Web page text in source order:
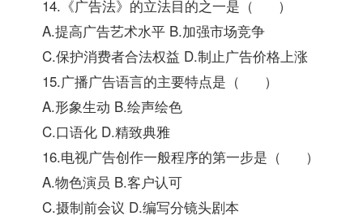
14.《广告法》的立法目的之一是（ ）
A.提高广告艺术水平 B.加强市场竞争
C.保护消费者合法权益 D.制止广告价格上涨
15.广播广告语言的主要特点是（ ）
A.形象生动 B.绘声绘色
C.口语化 D.精致典雅
16.电视广告创作一般程序的第一步是（ ）
A.物色演员 B.客户认可
C.摄制前会议 D.编写分镜头剧本